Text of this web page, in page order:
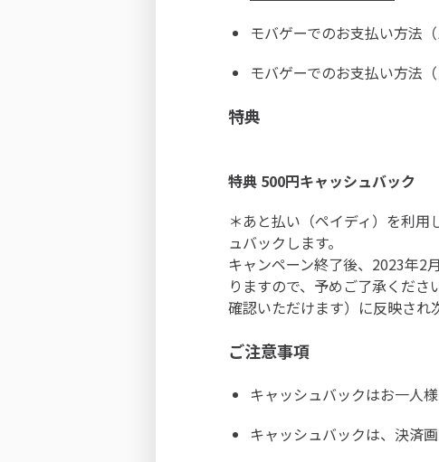
モバゲーでのお支払い方法
モバゲーでのお支払い方法
特典
特典 500円キャッシュバック
＊あと払い（ペイディ）を利
ュバックします。
キャンペーン終了後、2023年2
りますので、予めご了承くだ
確認いただけます）に反映され
ご注意事項
キャッシュバックはお一人
キャッシュバックは、決済